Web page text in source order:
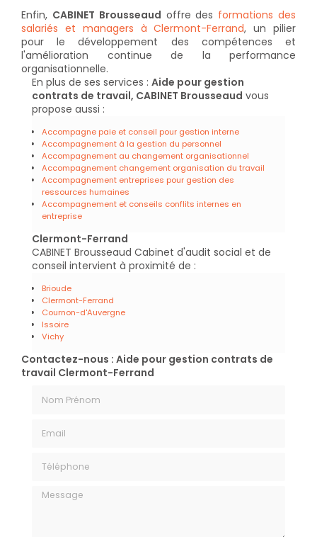
Enfin, CABINET Brousseaud offre des formations des
salariés et managers à Clermont-Ferrand, un pilier
pour le développement des compétences et
l'amélioration continue de la performance
organisationnelle.
En plus de ses services : Aide pour gestion
contrats de travail, CABINET Brousseaud vous
propose aussi :
Accompagne paie et conseil pour gestion interne
Accompagnement à la gestion du personnel
Accompagnement au changement organisationnel
Accompagnement changement organisation du travail
Accompagnement entreprises pour gestion des
ressources humaines
Accompagnement et conseils conflits internes en
entreprise
Clermont-Ferrand
CABINET Brousseaud Cabinet d'audit social et de
conseil intervient à proximité de :
Brioude
Clermont-Ferrand
Cournon-d'Auvergne
Issoire
Vichy
Contactez-nous : Aide pour gestion contrats de
travail Clermont-Ferrand
Message